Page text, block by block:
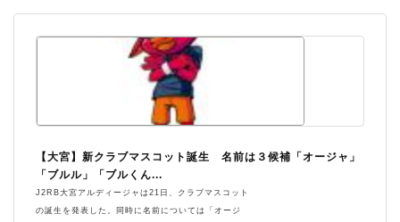
【大宮】新クラブマスコット誕生 名前は３候補「オージャ」
「ブルル」「ブルくん...
J2RB大宮アルディージャは21日、クラブマスコット
の誕生を発表した。同時に名前については「オージ